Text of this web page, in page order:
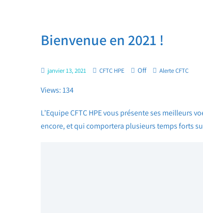
Bienvenue en 2021 !
janvier 13, 2021 CFTC HPE Off Alerte CFTC
Views: 134
L’Equipe CFTC HPE vous présente ses meilleurs
encore, et qui comportera plusieurs temps forts